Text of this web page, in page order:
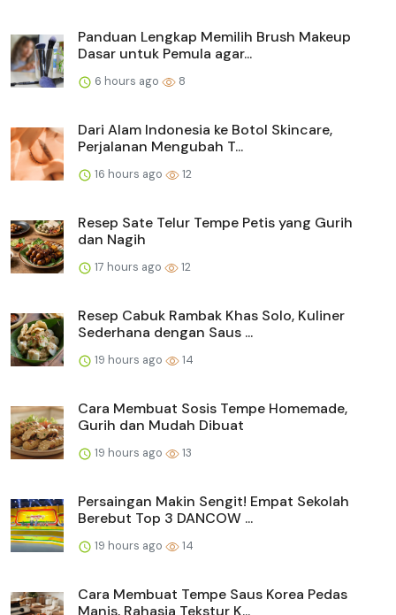
Panduan Lengkap Memilih Brush Makeup
Dasar untuk Pemula agar...
6 hours ago 8
Dari Alam Indonesia ke Botol Skincare,
Perjalanan Mengubah T...
16 hours ago 12
Resep Sate Telur Tempe Petis yang Gurih
dan Nagih
17 hours ago 12
Resep Cabuk Rambak Khas Solo, Kuliner
Sederhana dengan Saus ...
19 hours ago 14
Cara Membuat Sosis Tempe Homemade,
Gurih dan Mudah Dibuat
19 hours ago 13
Persaingan Makin Sengit! Empat Sekolah
Berebut Top 3 DANCOW ...
19 hours ago 14
Cara Membuat Tempe Saus Korea Pedas
Manis, Rahasia Tekstur K...